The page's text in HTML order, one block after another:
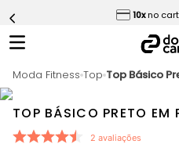
10x no
Moda Fitness Top Top Básico
TOP BÁSICO PRETO
2 avaliações
7º Conjunto
Macaquinho
9º
Challenge Azul